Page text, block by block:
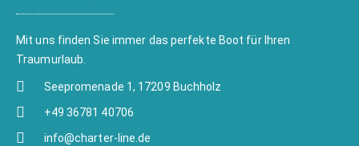
Mit uns finden Sie immer das perfekte Boot für Ihren
Traumurlaub.
Seepromenade 1, 17209 Buchholz
+49 36781 40706
info@charter-line.de